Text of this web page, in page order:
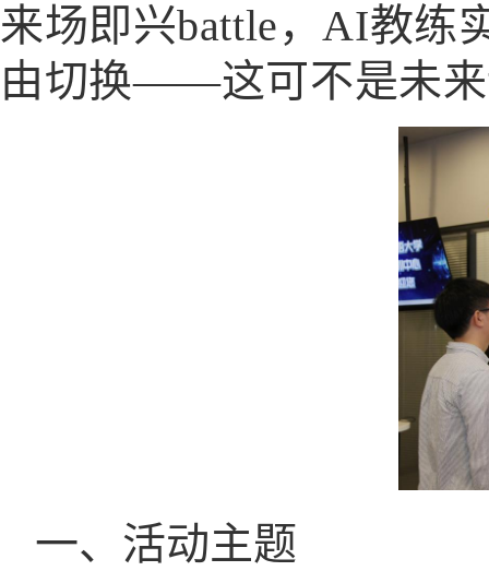
来场即兴battle，AI教练
由切换——这可不是未来
一、活动主题